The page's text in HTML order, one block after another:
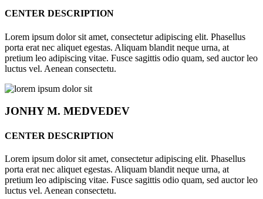
CENTER DESCRIPTION
Lorem ipsum dolor sit amet, consectetur adipiscing elit. Phasellus
porta erat nec aliquet egestas. Aliquam blandit neque urna, at
pretium leo adipiscing vitae. Fusce sagittis odio quam, sed auctor leo
luctus vel. Aenean consectetu.
JONHYM. MEDVEDEV
CENTER DESCRIPTION
Lorem ipsum dolor sit amet, consectetur adipiscing elit. Phasellus
porta erat nec aliquet egestas. Aliquam blandit neque urna, at
pretium leo adipiscing vitae. Fusce sagittis odio quam, sed auctor leo
luctus vel. Aenean consectetu.